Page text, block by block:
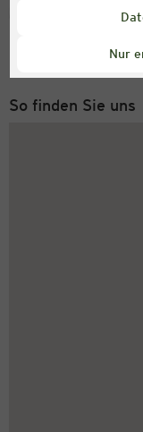
Nur
Service
Montag bis
So finden Sie uns